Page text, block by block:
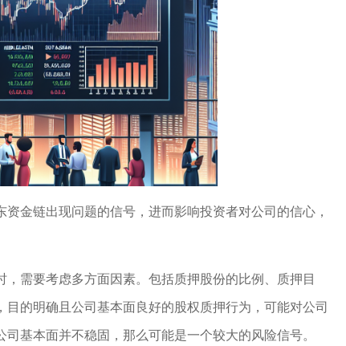
金链出现问题的信号，进而影响投资者对公司的信心，
需要考虑多方面因素。包括质押股份的比例、质押目
的明确且公司基本面良好的股权质押行为，可能对公司
基本面并不稳固，那么可能是一个较大的风险信号。